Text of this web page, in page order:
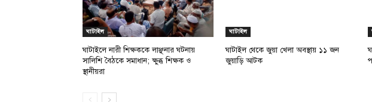
ঘাটাইল
ঘাটাইলে নারী শিক্ষককে লাঞ্ছনার ঘটনায়
সালিশি বৈঠকে সমাধান; ক্ষুব্ধ শিক্ষক ও
স্থানীয়রা
ঘাটাইল
ঘাটাইল থেকে জুয়া খেলা অবস্থায় ১১ জন
জুয়াড়ি আটক